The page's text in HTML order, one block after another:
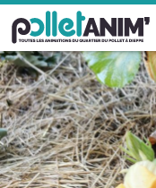
Pollet Anim'